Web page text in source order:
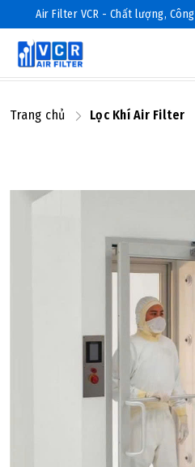
Air Filter VCR - Chất lượng,
Trang chủ Lọc Khí Air Filter